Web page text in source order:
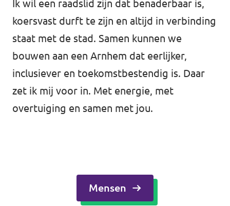
Ik wil een raadslid zijn dat benaderbaar is,
koersvast durft te zijn en altijd in verbinding
staat met de stad. Samen kunnen we
bouwen aan een Arnhem dat eerlijker,
inclusiever en toekomstbestendig is. Daar
zet ik mij voor in. Met energie, met
overtuiging en samen met jou.
Mensen